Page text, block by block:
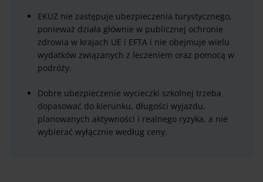
EKUZ nie zastępuje ubezpieczenia turystycznego,
ponieważ działa głównie w publicznej ochronie
zdrowia w krajach UE i EFTA i nie obejmuje wielu
wydatków związanych z leczeniem oraz pomocą w
podróży.
Dobre ubezpieczenie wycieczki szkolnej trzeba
dopasować do kierunku, długości wyjazdu,
planowanych aktywności i realnego ryzyka, a nie
wybierać wyłącznie według ceny.